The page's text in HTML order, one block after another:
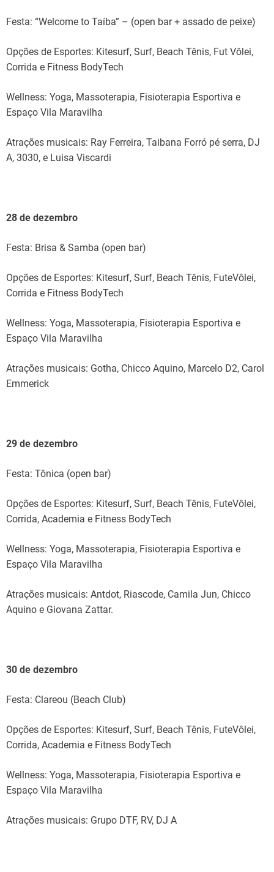
Festa: “Welcome to Taíba” – (open bar + assado de peixe)
Opções de Esportes: Kitesurf, Surf, Beach Tênis, Fut Vôlei,
Corrida e Fitness BodyTech
Wellness: Yoga, Massoterapia, Fisioterapia Esportiva e
Espaço Vila Maravilha
Atrações musicais: Ray Ferreira, Taibana Forró pé serra, DJ
A, 3030, e Luisa Viscardi
28 de dezembro
Festa: Brisa & Samba (open bar)
Opções de Esportes: Kitesurf, Surf, Beach Tênis, FuteVôlei,
Corrida e Fitness BodyTech
Wellness: Yoga, Massoterapia, Fisioterapia Esportiva e
Espaço Vila Maravilha
Atrações musicais: Gotha, Chicco Aquino, Marcelo D2, Carol
Emmerick
29 de dezembro
Festa: Tônica (open bar)
Opções de Esportes: Kitesurf, Surf, Beach Tênis, FuteVôlei,
Corrida, Academia e Fitness BodyTech
Wellness: Yoga, Massoterapia, Fisioterapia Esportiva e
Espaço Vila Maravilha
Atrações musicais: Antdot, Riascode, Camila Jun, Chicco
Aquino e Giovana Zattar.
30 de dezembro
Festa: Clareou (Beach Club)
Opções de Esportes: Kitesurf, Surf, Beach Tênis, FuteVôlei,
Corrida, Academia e Fitness BodyTech
Wellness: Yoga, Massoterapia, Fisioterapia Esportiva e
Espaço Vila Maravilha
Atrações musicais: Grupo DTF, RV, DJ A